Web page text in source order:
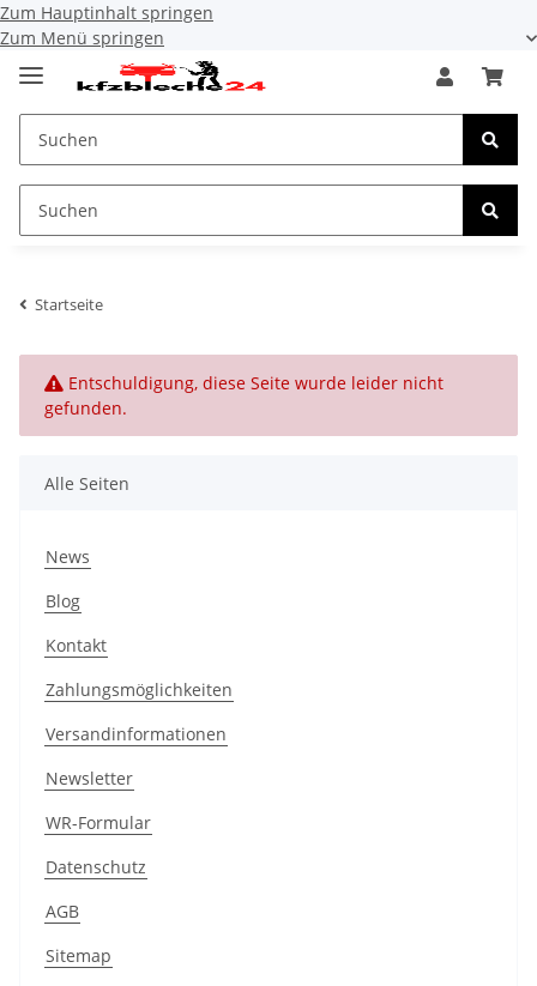
Zum Hauptinhalt springen
Zum Menü springen
Startseite
x
Entschuldigung, diese Seite wurde leider nicht
gefunden.
Alle Seiten
News
Blog
Kontakt
Zahlungsmöglichkeiten
Versandinformationen
Newsletter
WR-Formular
Datenschutz
AGB
Sitemap